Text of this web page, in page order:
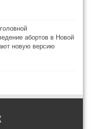
абортов в Новой
новую версию